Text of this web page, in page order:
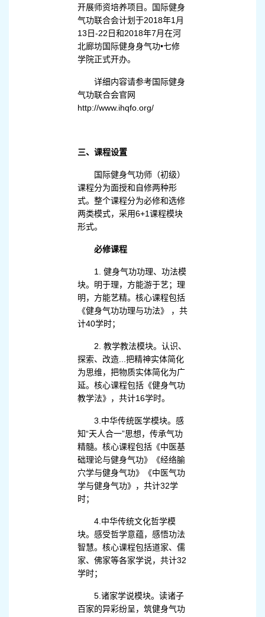
开展师资培养项目。国际健身
气功联合会计划于2018年1月
13日-22日和2018年7月在河
北廊坊国际健身身气功•七修
学院正式开办。
详细内容请参考国际健身
气功联合会官网
http://www.ihqfo.org/
三、课程设置
国际健身气功师（初级）
课程分为面授和自修两种形
式。整个课程分为必修和选修
两类模式，采用6+1课程模块
形式。
必修课程
1. 健身气功功理、功法模
块。明于理，方能游于艺；理
明，方能艺精。核心课程包括
《健身气功功理与功法》 ，共
计40学时；
2. 教学教法模块。认识、
探索、改造...把精神实体简化
为思维，把物质实体简化为广
延。核心课程包括《健身气功
教学法》，共计16学时。
3.中华传统医学模块。感
知“天人合一”思想，传承气功
精髓。核心课程包括《中医基
础理论与健身气功》《经络腧
穴学与健身气功》《中医气功
学与健身气功》，共计32学
时；
4.中华传统文化哲学模
块。感受哲学意蕴，感悟功法
智慧。核心课程包括道家、儒
家、佛家等各家学说，共计32
学时；
5.诸家学说模块。读诸子
百家的异彩纷呈，筑健身气功